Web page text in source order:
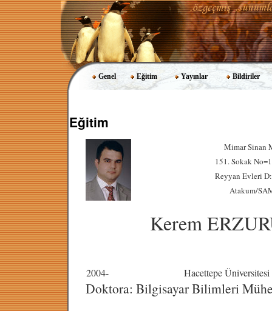
Genel Eğitim Yayınlar Bildiriler
Eğitim
Mimar Sinan
151. Sokak No=1
Reyyan Evleri
Atakum/
Kerem
2004- Hacettepe Üniversitesi
Doktora: Bilgisayar Bilimleri